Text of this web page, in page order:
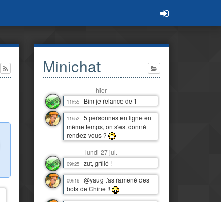
Minichat
hier
11h55 Bim je relance de 1
11h52
5 personnes en ligne en
même temps, on s'est donné
rendez-vous ?
lundi 27 jul.
09h25 zut, grillé !
09h16
@yaug t'as ramené des
bots de Chine !!